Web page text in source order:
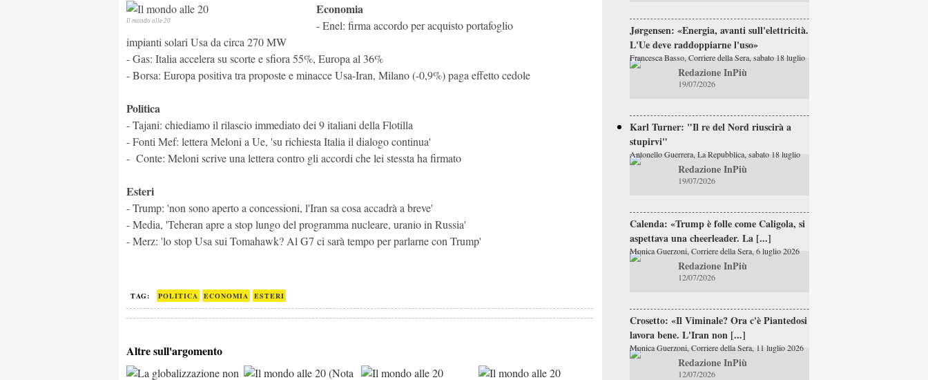
Jørgensen: «Energia, avanti sull'elettricità.
L'Ue deve raddoppiarne l'uso»
Francesca Basso, Corriere della Sera, sabato 18 luglio
Redazione InPiù
19/07/2026
Karl Turner: "Il re del Nord riuscirà a
stupirvi"
Antonello Guerrera, La Repubblica, sabato 18 luglio
Redazione InPiù
19/07/2026
Calenda: «Trump è folle come Caligola, si
aspettava una cheerleader. La [...]
Monica Guerzoni, Corriere della Sera, 6 luglio 2026
Redazione InPiù
12/07/2026
Crosetto: «Il Viminale? Ora c'è Piantedosi e
lavora bene. L'Iran non [...]
Monica Guerzoni, Corriere della Sera, 11 luglio 2026
Redazione InPiù
12/07/2026
Il mondo alle 20 Il mondo alle 20
Il mondo alle 20
Economia
- Enel: firma accordo per acquisto portafoglio
impianti solari Usa da circa 270 MW
- Gas: Italia accelera su scorte e sfiora 55%, Europa al 36%
- Borsa: Europa positiva tra proposte e minacce Usa-Iran, Milano (-0,9%) paga effetto cedole
Politica
- Tajani: chiediamo il rilascio immediato dei 9 italiani della Flotilla
- Fonti Mef: lettera Meloni a Ue, 'su richiesta Italia il dialogo continua'
- Conte: Meloni scrive una lettera contro gli accordi che lei stessta ha firmato
Esteri
- Trump: 'non sono aperto a concessioni, l'Iran sa cosa accadrà a breve'
- Media, 'Teheran apre a stop lungo del programma nucleare, uranio in Russia'
- Merz: 'lo stop Usa sui Tomahawk? Al G7 ci sarà tempo per parlarne con Trump'
TAG: POLITICA ECONOMIA ESTERI
Altre sull'argomento